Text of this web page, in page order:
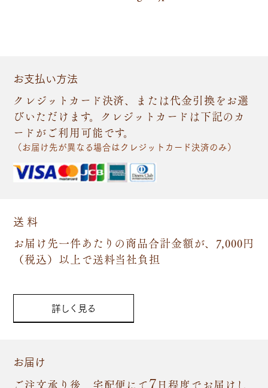
お支払い方法
クレジットカード決済、または代金引換をお選
びいただけます。クレジットカードは下記のカ
ードがご利用可能です。
（お届け先が異なる場合はクレジットカード決済のみ）
送 料
お届け先一件あたりの商品合計金額が、7,000円
（税込）以上で送料当社負担
詳しく見る
お届け
ご注文承り後、宅配便にて7日程度でお届けし